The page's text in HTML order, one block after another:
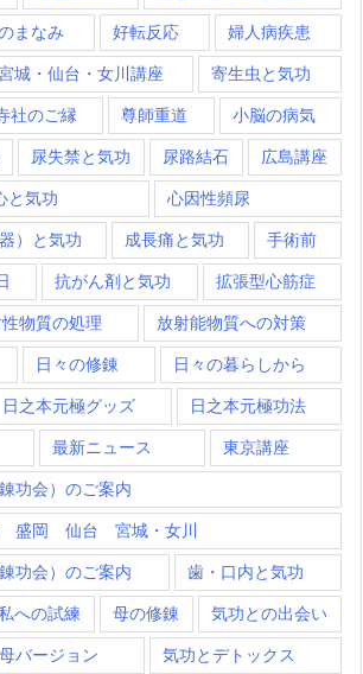
まなみ 好転反応 婦人病疾患
城・仙台・女川講座 寄生虫と気功
社のご縁 尊師重道 小脳の病気
尿失禁と気功 尿路結石 広島講座
と気功 心因性頻尿
）と気功 成長痛と気功 手術前
抗がん剤と気功 拡張型心筋症
物質の処理 放射能物質への対策
日々の修錬 日々の暮らしから
日之本元極グッズ 日之本元極功法
最新ニュース 東京講座
功会）のご案内
岡 仙台 宮城・女川
功会）のご案内 歯・口内と気功
への試練 母の修錬 気功との出会い
バージョン 気功とデトックス